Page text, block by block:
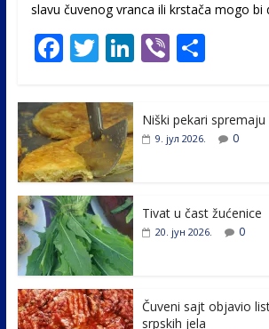
slavu čuvenog vranca ili krstača mogo bi
F
e
b
o
o
k
T
itt
er
Li
e
Vi
er
S
e
Niški pekari
9. јул 2026. 0
Tivat u čast žućenice
20. јун 2026. 0
Čuveni sajt objavio
srpskih jela